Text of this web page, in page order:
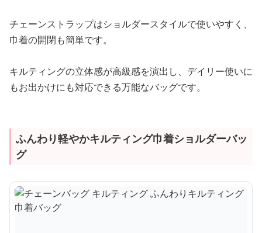
チェーンストラップはショルダースタイルで使いやすく、
巾着の開閉も簡単です。
キルティングの立体感が高級感を演出し、デイリー使いに
もお出かけにも対応できる万能なバッグです。
ふんわり軽やかキルティング巾着ショルダーバッ
グ